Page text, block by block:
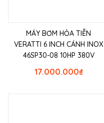
MÁY BƠM HỎA TIỄN
VERATTI 6 INCH CÁNH INOX
46SP30-08 10HP 380V
₫
17.000.000